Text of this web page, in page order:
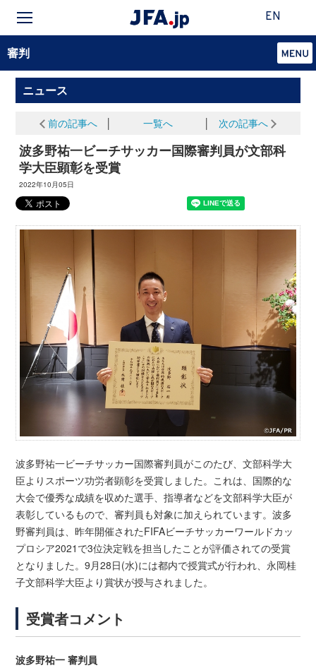
EN
審判
ニュース
前の記事へ 一覧へ 次の記事へ
波多野祐一ビーチサッカー国際審判員が文部科
学大臣顕彰を受賞
2022年10月05日
波多野祐一ビーチサッカー国際審判員がこのたび、文部科学大
臣よりスポーツ功労者顕彰を受賞しました。これは、国際的な
大会で優秀な成績を収めた選手、指導者などを文部科学大臣が
表彰しているもので、審判員も対象に加えられています。波多
野審判員は、昨年開催されたFIFAビーチサッカーワールドカッ
プロシア2021で3位決定戦を担当したことが評価されての受賞
となりました。9月28日(水)には都内で授賞式が行われ、永岡桂
子文部科学大臣より賞状が授与されました。
受賞者コメント
波多野祐一 審判員